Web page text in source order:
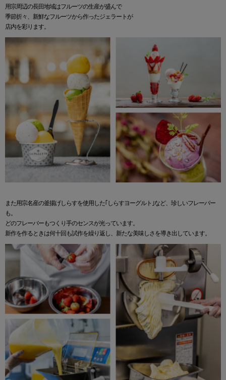
用宗周辺の長田地域はフルーツの生産が盛んで
季節折々、新鮮なフルーツから作ったジェラートが
店内を彩ります。
また用宗名産の釜揚げしらすを使用した｢しらすヨーグルト｣など、珍しいフレーバー
も。
どのフレーバーもつくり手のセンスが光っています。
新作を作るときは何十回も試作を繰り返し、新たな美味しさを導き出しています。